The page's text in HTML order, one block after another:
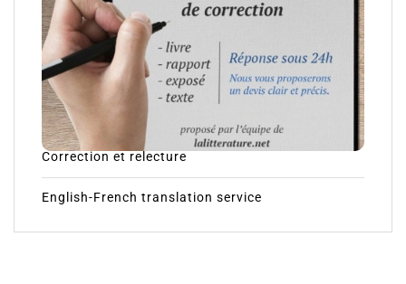
Correction et relecture
English-French translation service